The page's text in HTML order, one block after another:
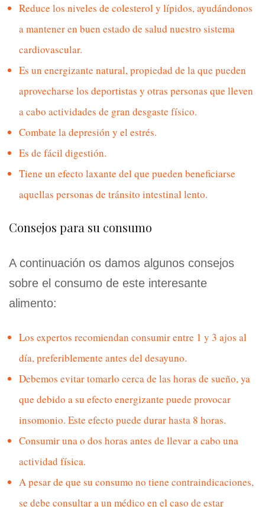
Reduce los niveles de colesterol y lípidos, ayudándonos
a mantener en buen estado de salud nuestro sistema
cardiovascular.
Es un energizante natural, propiedad de la que pueden
aprovecharse los deportistas y otras personas que lleven
a cabo actividades de gran desgaste físico.
Combate la depresión y el estrés.
Es de fácil digestión.
Tiene un efecto laxante del que pueden beneficiarse
aquellas personas de tránsito intestinal lento.
Consejos para su consumo
A continuación os damos algunos consejos
sobre el consumo de este interesante
alimento:
Los expertos recomiendan consumir entre 1 y 3 ajos al
día, preferiblemente antes del desayuno.
Debemos evitar tomarlo cerca de las horas de sueño, ya
que debido a su efecto energizante puede provocar
insomonio. Este efecto puede durar hasta 8 horas.
Consumir una o dos horas antes de llevar a cabo una
actividad física.
A pesar de que su consumo no tiene contraindicaciones,
se debe consultar a un médico en el caso de estar